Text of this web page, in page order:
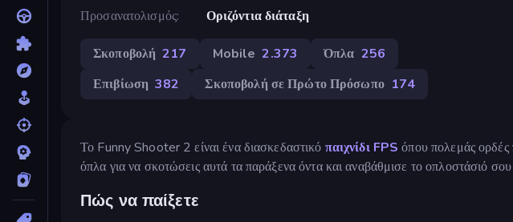
Προσανατολισμός
Οριζόντια διάταξη
Σκοποβολή 217 Mobile 2.373 Όπλα 256
Επιβίωση 382 Σκοποβολή σε Πρώτο Πρόσωπο 174
Το Funny Shooter 2 είναι ένα διασκεδαστικό παιχνίδι FPS όπου πολεμάς
όπλα για να σκοτώσεις αυτά τα παράξενα όντα και αναβάθμισε το οπλοστάσιό
Πώς να παίξετε